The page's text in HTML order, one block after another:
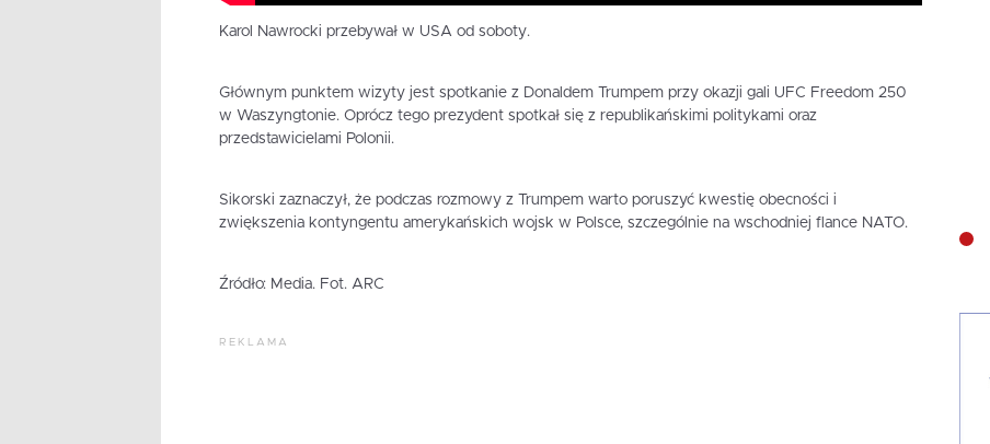
Karol Nawrocki przebywał w USA od soboty.
Głównym punktem wizyty jest spotkanie z Donaldem Trumpem przy okazji gali UFC Freedom 250
w Waszyngtonie. Oprócz tego prezydent spotkał się z republikańskimi politykami oraz
przedstawicielami Polonii.
Sikorski zaznaczył, że podczas rozmowy z Trumpem warto poruszyć kwestię obecności i
zwiększenia kontyngentu amerykańskich wojsk w Polsce, szczególnie na wschodniej flance NATO.
Źródło: Media. Fot. ARC
REKLAMA